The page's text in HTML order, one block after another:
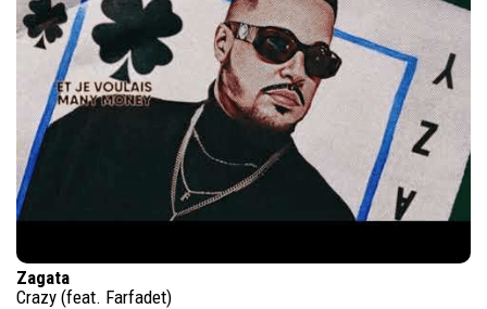
Zagata
Crazy (feat. Farfadet)